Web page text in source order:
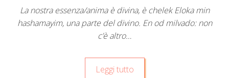
La nostra essenza/anima è divina, è chelek Eloka min
hashamayim, una parte del divino. En od milvado: non
c’è altro…
Leggi tutto